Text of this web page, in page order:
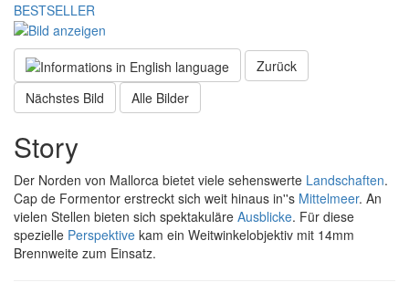
BESTSELLER
Zurück
Nächstes Bild
Alle Bilder
Story
Der Norden von Mallorca bietet viele sehenswerte Landschaften.
Cap de Formentor erstreckt sich weit hinaus in''s Mittelmeer. An
vielen Stellen bieten sich spektakuläre Ausblicke. Für diese
spezielle Perspektive kam ein Weitwinkelobjektiv mit 14mm
Brennweite zum Einsatz.